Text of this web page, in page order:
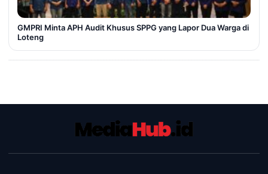
GMPRI Minta APH Audit Khusus SPPG yang Lapor Dua Warga di
Loteng